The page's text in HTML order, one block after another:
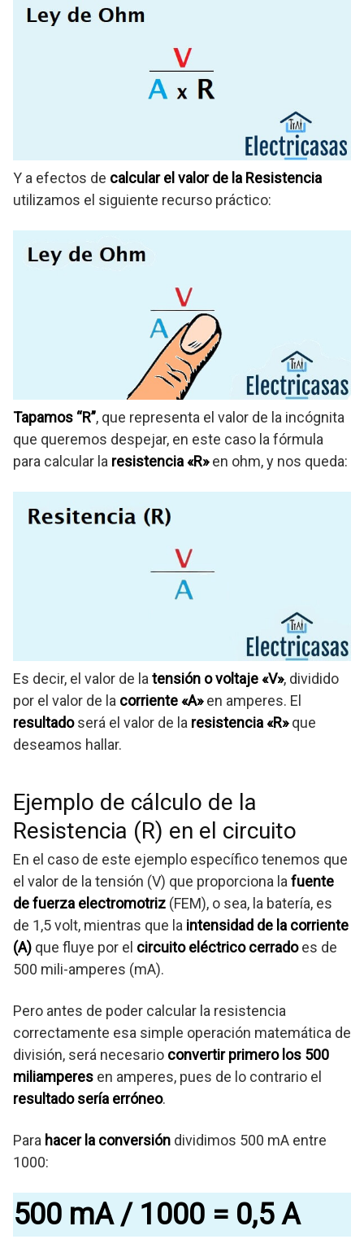
Y a efectos de calcular el valor de la Resistencia
utilizamos el siguiente recurso práctico:
Tapamos “R”, que representa el valor de la incógnita
que queremos despejar, en este caso la fórmula
para calcular la resistencia «R»en ohm, y nos queda:
Es decir, el valor de la tensión o voltaje «V», dividido
por el valor de la corriente «A»en amperes. El
resultadoserá el valor de la resistencia «R»que
deseamos hallar.
Ejemplo de cálculo de la
Resistencia (R) en el circuito
En el caso de este ejemplo específico tenemos que
el valor de la tensión (V) que proporciona la fuente
de fuerza electromotriz (FEM), o sea, la batería, es
de 1,5 volt, mientras que la intensidad de la corriente
(A) que fluye por el circuito eléctrico cerradoes de
500 mili-amperes (mA).
Pero antes de poder calcular la resistencia
correctamente esa simple operación matemática de
división, será necesario convertir primero los 500
miliamperes en amperes, pues de lo contrario el
resultado sería erróneo.
Para hacer la conversión dividimos 500 mA entre
1000:
500 mA / 1000 = 0,5 A